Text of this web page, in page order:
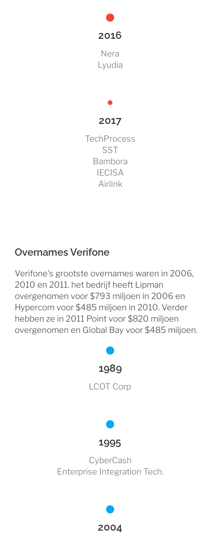
2016
Nera
Lyudia
2017
TechProcess
SST
Bambora
IECISA
Airlink
Overnames Verifone
Verifone’s grootste overnames waren in 2006,
2010 en 2011. het bedrijf heeft Lipman
overgenomen voor $793 miljoen in 2006 en
Hypercom voor $485 miljoen in 2010. Verder
hebben ze in 2011 Point voor $820 miljoen
overgenomen en Global Bay voor $485 miljoen.
1989
LCOT Corp
1995
CyberCash
Enterprise Integration Tech.
2004